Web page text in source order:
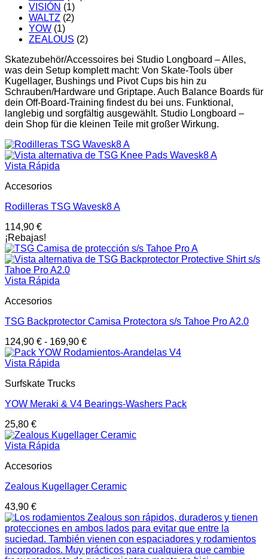
VISIÓN (1)
WALTZ (2)
YOW (1)
ZEALOUS (2)
Skatezubehör/Accessoires bei Studio Longboard – Alles,
was dein Setup komplett macht: Von Skate-Tools über
Kugellager, Bushings und Pivot Cups bis hin zu
Schrauben/Hardware und Griptape. Auch Balance Boards für
dein Off-Board-Training findest du bei uns. Funktional,
langlebig und sorgfältig ausgewählt. Studio Longboard –
dein Shop für die kleinen Teile mit großer Wirkung.
Vista Rápida
Accesorios
Rodilleras TSG Wavesk8 A
114,90 €
¡Rebajas!
Vista Rápida
Accesorios
TSG Backprotector Camisa Protectora s/s Tahoe Pro A2.0
124,90 € - 169,90 €
Vista Rápida
Surfskate Trucks
YOW Meraki & V4 Bearings-Washers Pack
25,80 €
Vista Rápida
Accesorios
Zealous Kugellager Ceramic
43,90 €